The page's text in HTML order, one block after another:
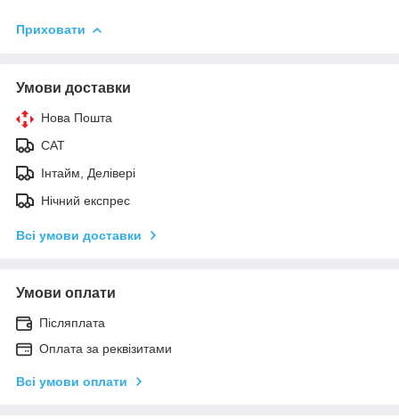
Приховати
Умови доставки
Нова Пошта
САТ
Інтайм, Делівері
Нічний експрес
Всі умови доставки
Умови оплати
Післяплата
Оплата за реквізитами
Всі умови оплати